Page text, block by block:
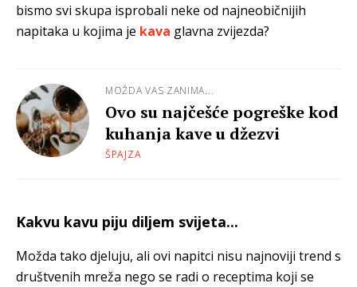
bismo svi skupa isprobali neke od najneobičnijih
napitaka u kojima je kava glavna zvijezda?
MOŽDA VAS ZANIMA...
Ovo su najčešće pogreške kod
kuhanja kave u džezvi
ŠPAJZA
Kakvu kavu piju diljem svijeta...
Možda tako djeluju, ali ovi napitci nisu najnoviji trend s
društvenih mreža nego se radi o receptima koji se